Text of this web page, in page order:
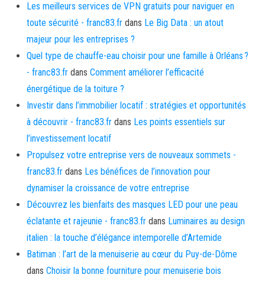
Les meilleurs services de VPN gratuits pour naviguer en
toute sécurité - franc83.fr dans Le Big Data : un atout
majeur pour les entreprises ?
Quel type de chauffe-eau choisir pour une famille à Orléans ?
- franc83.fr dans Comment améliorer l’efficacité
énergétique de la toiture ?
Investir dans l’immobilier locatif : stratégies et opportunités
à découvrir - franc83.fr dans Les points essentiels sur
l’investissement locatif
Propulsez votre entreprise vers de nouveaux sommets -
franc83.fr dans Les bénéfices de l’innovation pour
dynamiser la croissance de votre entreprise
Découvrez les bienfaits des masques LED pour une peau
éclatante et rajeunie - franc83.fr dans Luminaires au design
italien : la touche d’élégance intemporelle d’Artemide
Batiman : l’art de la menuiserie au cœur du Puy-de-Dôme
dans Choisir la bonne fourniture pour menuiserie bois